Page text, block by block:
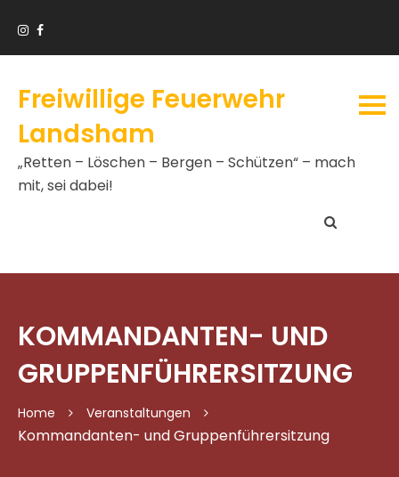
Freiwillige Feuerwehr
Landsham
„Retten – Löschen – Bergen – Schützen“ – mach
mit, sei dabei!
KOMMANDANTEN- UND
GRUPPENFÜHRERSITZUNG
Home Veranstaltungen
Kommandanten- und Gruppenführersitzung